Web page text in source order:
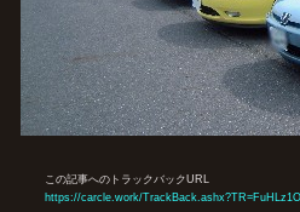
この記事へのトラックバックURL
https://carcle.work/